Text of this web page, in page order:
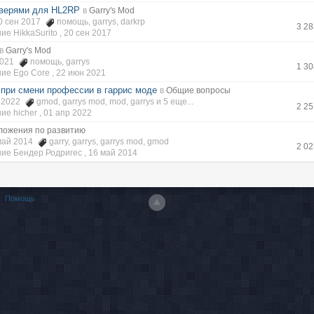
для HL2RP в Garry's Mod
сен 2017
помощь,garrys,darkrp
HikkaSurito ,20 сен 2017
3
в Garry's Mod
помощь,garrys
Ego Core ,22 июн 2021
1
смени профессии в гаррис моде в Общие вопросы
gmod ,garrys mod , mod ,garrys и 5 еще...
hicher ,01 апр 2022
2
по развитию
2014
garry,garrys,garrys mod ,gmod
Бендер Родригес , 16 май 2014
2
Помощь